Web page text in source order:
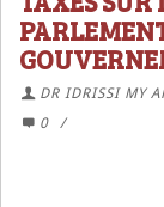
DR IDRISSI MY
0
/